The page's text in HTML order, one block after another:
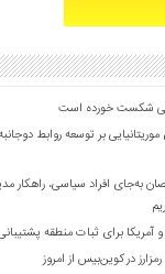
شکست خورده است
بر توسعه روابط
به‌جای افراد سیاسی،
و آمریکا برای ثبات منطقه